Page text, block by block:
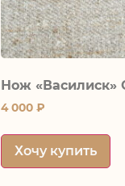
Нож «Василиск»
4 000 ₽
Хочу купить